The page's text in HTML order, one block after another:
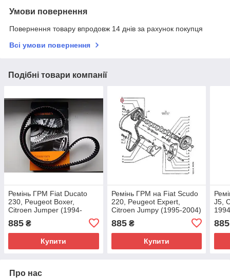
Умови повернення
Повернення товару впродовж 14 днів за рахунок покупця
Всі умови повернення
Подібні товари компанії
Ремінь ГРМ Fiat Ducato
230, Peugeot Boxer,
Citroen Jumper (1994-
2002) 1.9D/TD, 71739919,
081658, 1608488980
885 ₴
Купити
Ремінь ГРМ на Fiat Scudo
220, Peugeot Expert,
Citroen Jumpy (1995-2004)
081658, Hutchinson,
Франція
885₴
Купити
J5,
885
Про нас